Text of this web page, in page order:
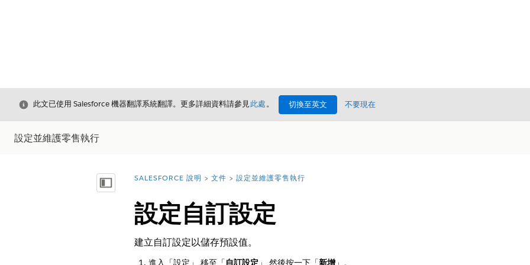
結束
此文已使用 Salesforce 機器翻譯系統翻譯。更多詳細資料請參見此處。 切換至英文 不要現在
設定並維護零售執行
顯示目錄 您位於此處：
SALESFORCE 說明 文件 設定並維護零售執行
設定自訂設定
建立自訂設定以儲存預設值。
進入「設定」,移至「自訂設定 」,然後按一下「新增」。